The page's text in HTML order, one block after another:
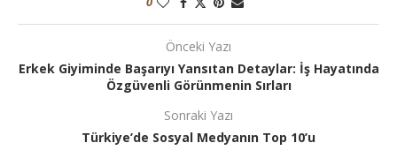
Önceki Yazı
Erkek Giyiminde Başarıyı Yansıtan Detaylar: İş Hayatında
Özgüvenli Görünmenin Sırları
Sonraki Yazı
Türkiye’de Sosyal Medyanın Top 10’u